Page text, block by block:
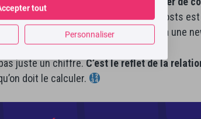
à vos stories ou enregistre vos Posts est
de cliquer sur votre site, s’inscrire à une
juste un chiffre.C’est le reflet de la
doit le calculer.
tout
Personnaliser